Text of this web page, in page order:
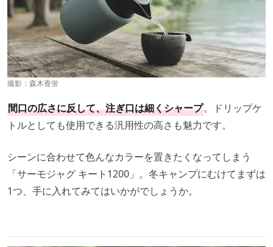
撮影：森木香蛍
間口の広さに反して、注ぎ口は細くシャープ。ドリップケ
トルとしても使用できる汎用性の高さも魅力です。
シーンに合わせて色んなカラーを置きたくなってしまう
「サーモジャグ キート1200」。冬キャンプにむけてまずは
1つ、手に入れてみてはいかがでしょうか。